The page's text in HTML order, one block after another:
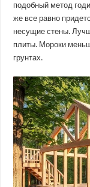
подобный метод
же все равно
несущие стены.
плиты. Мороки
грунтах.